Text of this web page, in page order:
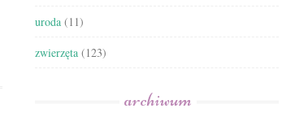
uroda (11)
zwierzęta (123)
archiwum